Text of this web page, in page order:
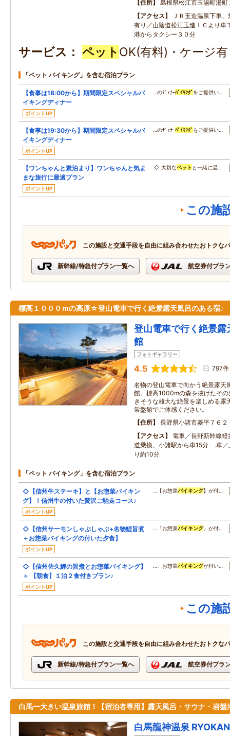
住所
島根県松江市玉湯町湯町
アクセス
ＪＲ玉造温泉下車
有り／山陰道松江玉造ＩＣより車
港からタクシー３０分
サービス ペット OK(有料)・ケージ
「ペット バイキング」を含む宿泊プラン
【食事は18:00から】期間限定スペシャルバ
イキングディナー
ポイントUP
…のﾃﾞｨﾅｰﾊﾞｲｷﾝｸﾞをご提供い…
【食事は19:30から】期間限定スペシャルバ
イキングディナー
ポイントUP
…のﾃﾞｨﾅｰﾊﾞｲｷﾝｸﾞをご提供い…
【ワンちゃんと素泊まり】ワンちゃんと気ま
まな旅行に最適プラン
ポイントUP
◇ 大切なペット と一緒に温…
この施
この施設と交通手段を自由に組み合わせたおトクな
新幹線/特急付プラン一覧へ 航空券付プラ
標高１０００ｍの高原☆登山電車で行く絶景露天風呂のある宿♪
登山電車で行く絶景
館
フォトギャラリー
4.5 797件
名物の登山電車で向かう絶景露天
館。標高1000mの森を抜けたそ
きそうな雄大な絶景を楽しめる露
常盤館でご体感ください。
住所
長野県小諸市菱平７６２
アクセス
電車／長野新幹線
道乗換、小諸駅から車15分 .車／
り約10分
「ペット バイキング」を含む宿泊プラン
◇【信州牛ステーキ】と【お惣菜バイキン
グ】！信州牛の付いた贅沢ご馳走コース♪
ポイントUP
…【お惣菜バイキング】が付…
◇【信州サーモンしゃぶしゃぶ+名物鯉旨煮
＋お惣菜バイキングの付いた夕食】
ポイントUP
…「お惣菜バイキング」が付…
◇【信州佐久鯉の旨煮とお惣菜バイキング】
＋ 【朝食】１泊２食付きプラン♪
ポイントUP
…、お惣菜バイキングが付い…
この施
この施設と交通手段を自由に組み合わせたおトクな
新幹線/特急付プラン一覧へ 航空券付プラ
白馬一大きい温泉旅館！【宿泊者専用】露天風呂・サウナ・岩盤
白馬龍神温泉